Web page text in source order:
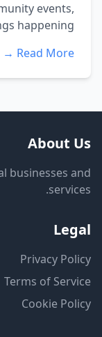
events,
happening...
Read More →
About Us
businesses and
services.
Legal
Privacy Policy
Terms of Service
Cookie Policy